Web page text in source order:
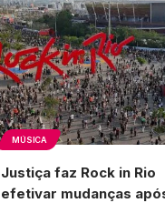
MÚSICA
Justiça faz Rock in Rio
efetivar mudanças